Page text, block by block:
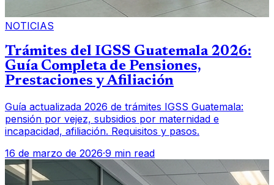
NOTICIAS
Trámites del IGSS Guatemala 2026:
Guía Completa de Pensiones,
Prestaciones y Afiliación
Guía actualizada 2026 de trámites IGSS Guatemala:
pensión por vejez, subsidios por maternidad e
incapacidad, afiliación. Requisitos y pasos.
16 de marzo de 2026·9 min read